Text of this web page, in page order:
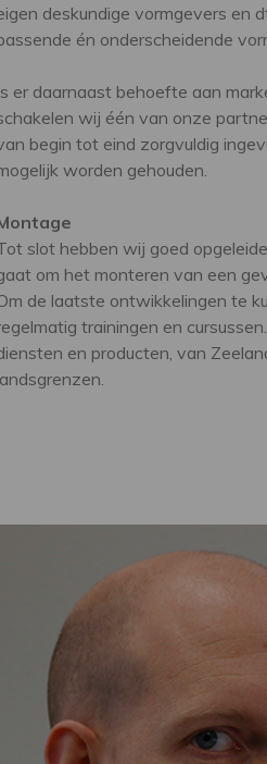
deskundige vormgevers en
én onderscheidende
er daarnaast behoefte aan
wij één van onze
begin tot eind zorgvuldig
worden gehouden.
slot hebben wij goed
om het monteren van een
de laatste ontwikkelingen te
trainingen en
en producten, van